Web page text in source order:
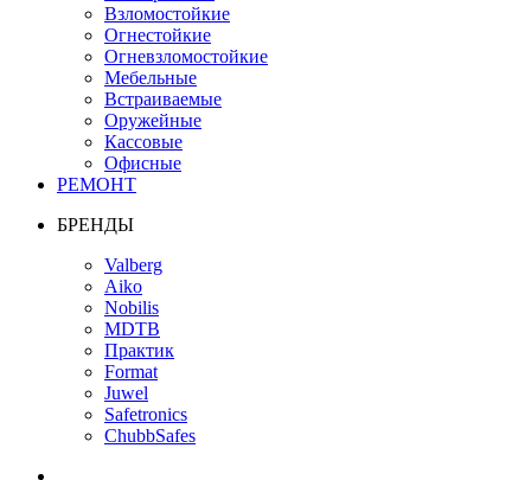
Взломостойкие
Огнестойкие
Огневзломостойкие
Мебельные
Встраиваемые
Оружейные
Кассовые
Офисные
РЕМОНТ
БРЕНДЫ
Valberg
Aiko
Nobilis
MDTB
Практик
Format
Juwel
Safetronics
ChubbSafes